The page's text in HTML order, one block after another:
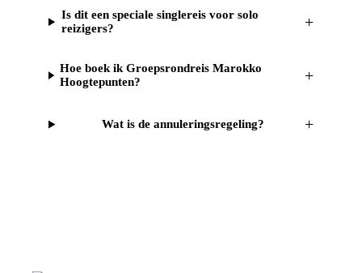
Is dit een speciale singlereis voor solo
reizigers?
+
Hoe boek ik Groepsrondreis Marokko
Hoogtepunten?
+
Wat is de annuleringsregeling? +